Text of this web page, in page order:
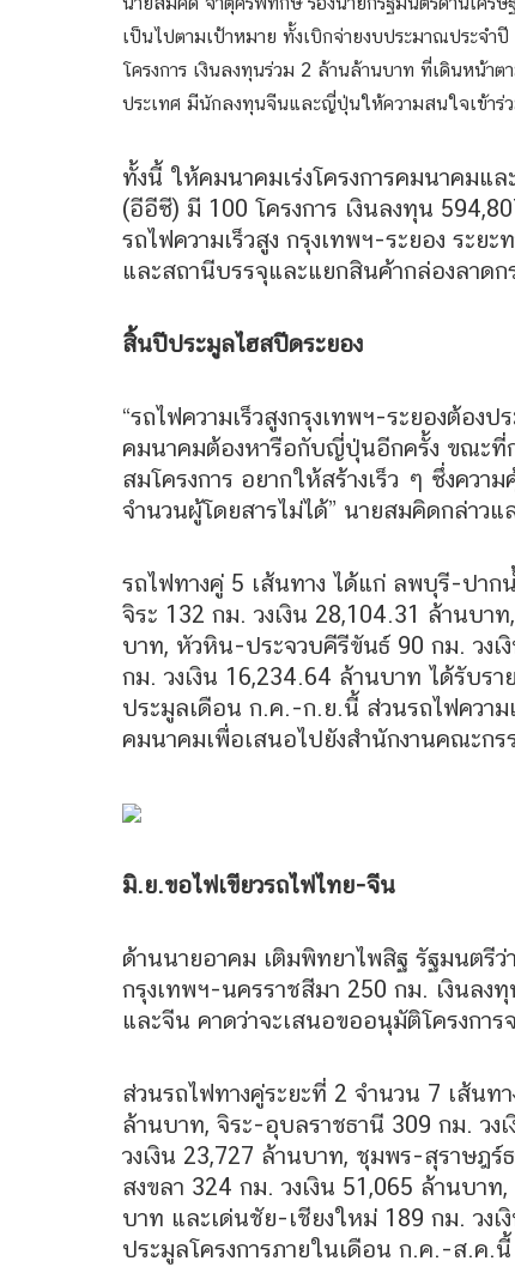
เป็นไปตามเป้าหมาย ทั้งเบิกจ่ายงบประมาณประจำ
โครงการ เงินลงทุนร่วม 2 ล้านล้านบาท ที่เดินหน้า
ประเทศ มีนักลงทุนจีนและญี่ปุ่นให้ความสนใจเข้าร่
ทั้งนี้ ให้คมนาคมเร่งโครงการคมนาคมแ
(อีอีซี) มี 100 โครงการ เงินลงทุน
รถไฟความเร็วสูง กรุงเทพฯ-ระยอง ระย
และสถานีบรรจุและแยกสินค้ากล่องลาดก
สิ้นปีประมูลไฮสปีดระยอง
“รถไฟความเร็วสูงกรุงเทพฯ-ระยองต้อ
คมนาคมต้องหารือกับญี่ปุ่นอีกครั้ง ขณะที่
สมโครงการ อยากให้สร้างเร็ว ๆ ซึ่งคว
จำนวนผู้โดยสารไม่ได้” นายสมคิดกล่าวแ
รถไฟทางคู่ 5 เส้นทาง ได้แก่ ลพบุรี-ปาก
จิระ 132 กม. วงเงิน 28,104.31 ล้านบ
บาท, หัวหิน-ประจวบคีรีขันธ์ 90 กม. วง
กม. วงเงิน 16,234.64 ล้านบาท ได้รับร
ประมูลเดือน ก.ค.-ก.ย.นี้ ส่วนรถไฟความ
คมนาคมเพื่อเสนอไปยังสำนักงานคณะก
มิ.ย.ขอไฟเขียวรถไฟไทย-จีน
ด้านนายอาคม เติมพิทยาไพสิฐ รัฐมนตรีว่
กรุงเทพฯ-นครราชสีมา 250 กม. เงินลง
และจีน คาดว่าจะเสนอขออนุมัติโครงกา
ส่วนรถไฟทางคู่ระยะที่ 2 จำนวน 7 เส้นท
ล้านบาท, จิระ-อุบลราชธานี 309 กม. ว
วงเงิน 23,727 ล้านบาท, ชุมพร-สุราษฎ
สงขลา 324 กม. วงเงิน 51,065 ล้านบา
บาท และเด่นชัย-เชียงใหม่ 189 กม. วง
ประมูลโครงการภายในเดือน ก.ค.-ส.ค.นี้